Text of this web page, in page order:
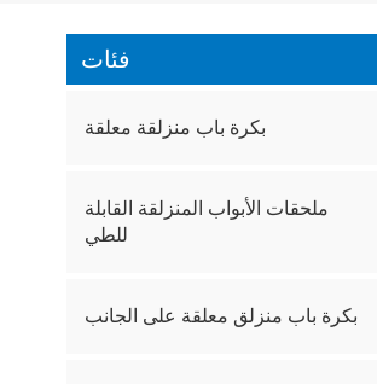
فئات
بكرة باب منزلقة معلقة
ملحقات الأبواب المنزلقة القابلة
للطي
بكرة باب منزلق معلقة على الجانب